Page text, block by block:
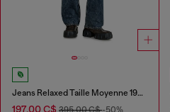
Jeans Relaxed Taille Moyenne 1980 D-Eeper
197,00 C$ 395,00 C$-50%